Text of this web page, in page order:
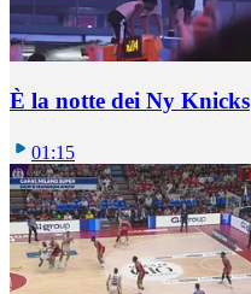
È la notte dei Ny Knicks
01:15